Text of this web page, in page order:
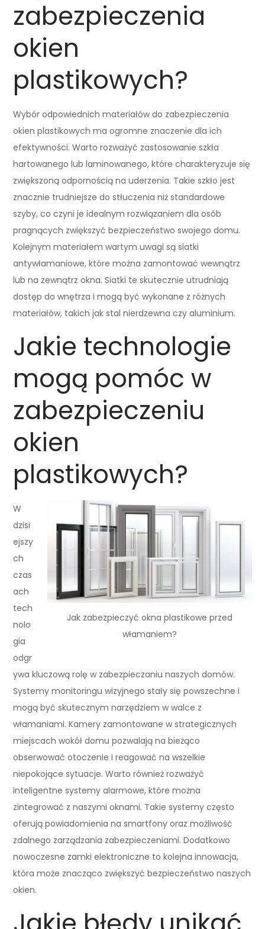
zabezpieczenia
okien
plastikowych?
Wybór odpowiednich materiałów do zabezpieczenia
okien plastikowych ma ogromne znaczenie dla ich
efektywności. Warto rozważyć zastosowanie szkła
hartowanego lub laminowanego, które charakteryzuje się
zwiększoną odpornością na uderzenia. Takie szkło jest
znacznie trudniejsze do stłuczenia niż standardowe
szyby, co czyni je idealnym rozwiązaniem dla osób
pragnących zwiększyć bezpieczeństwo swojego domu.
Kolejnym materiałem wartym uwagi są siatki
antywłamaniowe, które można zamontować wewnątrz
lub na zewnątrz okna. Siatki te skutecznie utrudniają
dostęp do wnętrza i mogą być wykonane z różnych
materiałów, takich jak stal nierdzewna czy aluminium.
Jakie technologie
mogą pomóc w
zabezpieczeniu
okien
plastikowych?
Jak zabezpieczyć okna plastikowe przed
włamaniem?
W
dzisi
ejszy
ch
czas
ach
tech
nolo
gia
odgr
ywa kluczową rolę w zabezpieczaniu naszych domów.
Systemy monitoringu wizyjnego stały się powszechne i
mogą być skutecznym narzędziem w walce z
włamaniami. Kamery zamontowane w strategicznych
miejscach wokół domu pozwalają na bieżąco
obserwować otoczenie i reagować na wszelkie
niepokojące sytuacje. Warto również rozważyć
inteligentne systemy alarmowe, które można
zintegrować z naszymi oknami. Takie systemy często
oferują powiadomienia na smartfony oraz możliwość
zdalnego zarządzania zabezpieczeniami. Dodatkowo
nowoczesne zamki elektroniczne to kolejna innowacja,
która może znacząco zwiększyć bezpieczeństwo naszych
okien.